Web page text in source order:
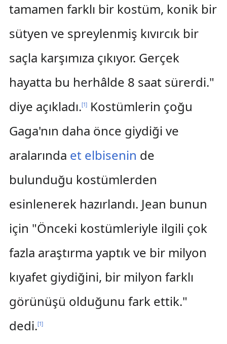
tamamen farklı bir kostüm, konik bir
sütyen ve spreylenmiş kıvırcık bir
saçla karşımıza çıkıyor. Gerçek
hayatta bu herhâlde 8 saat sürerdi."
diye açıkladı.[1]Kostümlerin çoğu
Gaga'nın daha önce giydiği ve
aralarında et elbisenin de
bulunduğu kostümlerden
esinlenerek hazırlandı. Jean bunun
için "Önceki kostümleriyle ilgili çok
fazla araştırma yaptık ve bir milyon
kıyafet giydiğini, bir milyon farklı
görünüşü olduğunu fark ettik."
dedi.[1]